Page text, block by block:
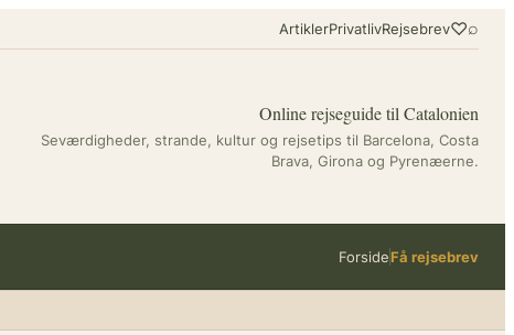
ArtiklerPrivatlivRejsebrev♡⌕
Online rejseguide til Catalonien
Seværdigheder, strande, kultur og rejsetips til Barcelona, Costa
Brava, Girona og Pyrenæerne.
ForsideFå rejsebrev